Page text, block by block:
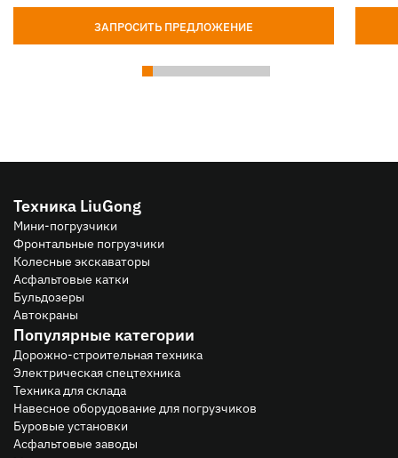
ЗАПРОСИТЬ ПРЕДЛОЖЕНИЕ
Техника LiuGong
Мини-погрузчики
Фронтальные погрузчики
Колесные экскаваторы
Асфальтовые катки
Бульдозеры
Автокраны
Популярные категории
Дорожно-строительная техника
Электрическая спецтехника
Техника для склада
Навесное оборудование для погрузчиков
Буровые установки
Асфальтовые заводы